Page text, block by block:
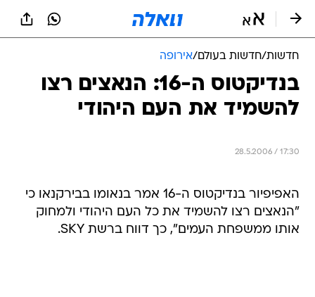
חדשות/חדשות בעולם/אירופה
בנדיקטוס ה-16: הנאצים רצו
להשמיד את העם היהודי
28.5.2006 / 17:30
האפיפיור בנדיקטוס ה-16 אמר בנאומו בבירקנאו כי
"הנאצים רצו להשמיד את כל העם היהודי ולמחוק
אותו ממשפחת העמים", כך דווח ברשת SKY.